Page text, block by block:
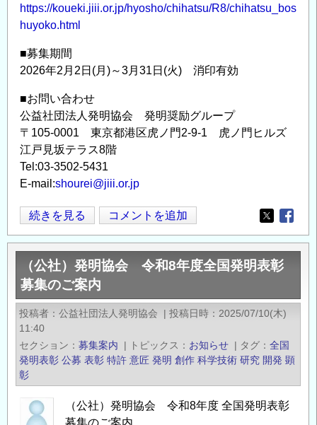
https://koueki.jiii.or.jp/hyosho/chihatsu/R8/chihatsu_bos
huyoko.html
■募集期間
2026年2月2日(月)～3月31日(火) 消印有効
■お問い合わせ
公益社団法人発明協会 発明奨励グループ
〒105-0001 東京都港区虎ノ門2-9-1 虎ノ門ヒルズ
江戸見坂テラス8階
Tel:03-3502-5431
E-mail:shourei@jiii.or.jp
(公
社)
発
明
協
会
「令
和
8
地
続きを見る コメントを追加
Opens in
（公社）発明協会 令和8年度全国発明表彰
募集のご案内
投稿者 公益社団法人発明協会 | 投稿日時
2025/07/10(木)
11:40
セクション
募集案内 | トピックス お知らせ | タグ
全国
発明表彰 公募 表彰 特許 意匠 発明 創作 科学技術 研究 開発 顕
彰
（公社）発明協会 令和8年度 全国発明表彰
募集のご案内